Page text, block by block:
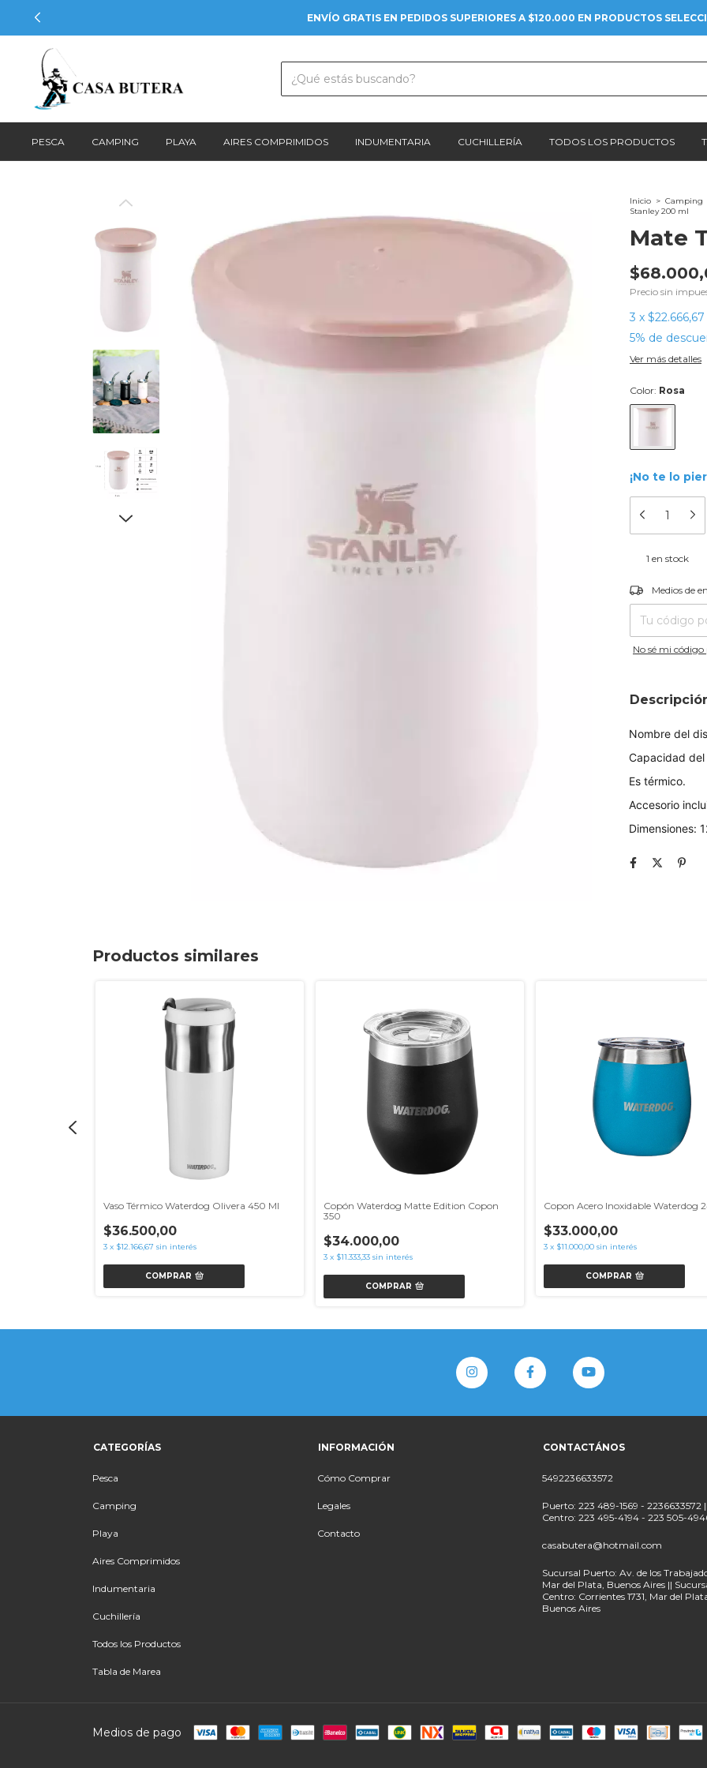
ENVÍO GRATIS EN PEDIDOS SUPERIORES A $120.000 EN PRODUCTOS
PESCA CAMPING PLAYA AIRES COMPRIMIDOS INDUMENTARIA CUCHILLERÍA TODOS LOS PRODUCTOS
Inicio > Camping
Stanley 200 ml
Mate
Precio sin
3 x $22.666,67
5% de
Ver más detalles
Color: Rosa
¡No te lo
1 en stock
Entregas para el
Medios de
No sé mi código
Nombre del
Capacidad
Es térmico.
Accesorio
Dimensiones:
Productos similares
Vaso Térmico Waterdog Olivera 450 Ml
$36.500,00
3 x $12.166,67 sin interés
COMPRAR
Copón Waterdog Matte Edition Copon
350
$34.000,00
3 x $11.333,33 sin interés
COMPRAR
Copon Acero Inoxidable Waterdog
$33.000,00
3 x $11.000,00 sin interés
COMPRAR
CATEGORÍAS
Pesca
Camping
Playa
Aires Comprimidos
Indumentaria
Cuchillería
Todos los Productos
Tabla de Marea
INFORMACIÓN
Cómo Comprar
Legales
Contacto
CONTACTÁNOS
5492236633572
Puerto: 223 489-1569 - 2236633572 ||
Centro: 223 495-4194 - 223 505-
casabutera@hotmail.com
Sucursal Puerto: Av. de los
Mar del Plata, Buenos Aires ||
Centro: Corrientes 1731, Mar del
Buenos Aires
Medios de pago